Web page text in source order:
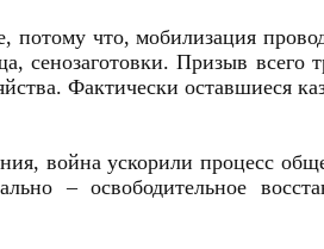
потому что, мобилизация
сенозаготовки. Призыв всего
Фактически оставшиеся
война ускорили процесс
– освободительное